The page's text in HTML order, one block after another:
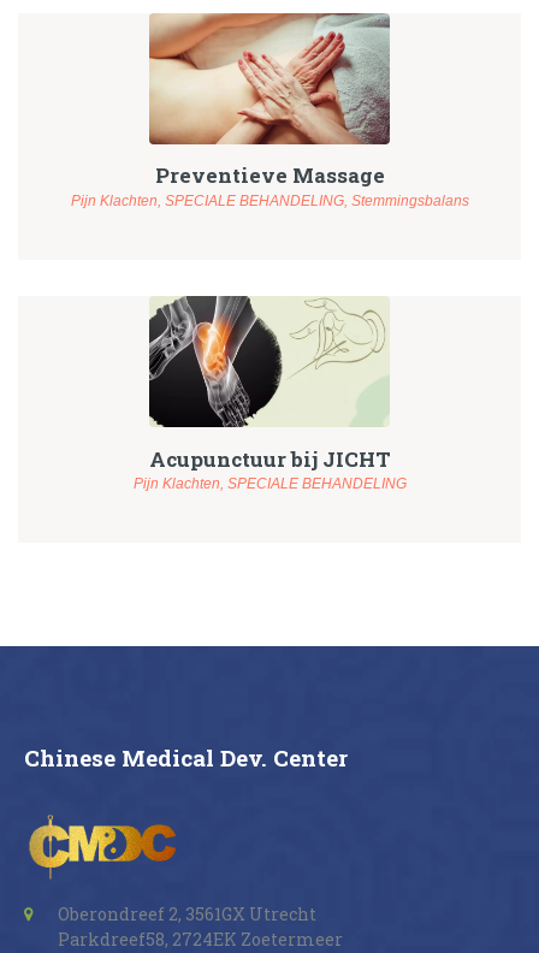
Preventieve Massage
Pijn Klachten, SPECIALE BEHANDELING, Stemmingsbalans
Acupunctuur bij JICHT
Pijn Klachten, SPECIALE BEHANDELING
Chinese Medical Dev. Center
Oberondreef 2, 3561GX Utrecht
Parkdreef58, 2724EK Zoetermeer